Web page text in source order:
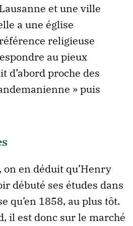
et une ville
a une église
religieuse
au pieux
d’abord proche des
» puis
on en déduit qu’Henry
débuté ses études dans
qu’en 1858, au plus tôt.
il est donc sur le marché